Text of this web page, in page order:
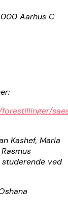
Aarhus C
Kashef, Maria
studerende ved